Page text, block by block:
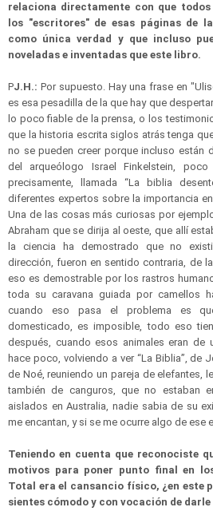
relaciona directamente con que
los "escritores" de esas páginas de
como única verdad y que incluso
noveladas e inventadas que este libro.
PJ.H.: Por supuesto. Hay una frase en
es esa pesadilla de la que hay que
lo poco fiable de la prensa, o los
que la historia escrita siglos atrás tenga
no se pueden creer porque incluso están
del arqueólogo Israel Finkelstein,
precisamente, llamada “La biblia
diferentes expertos sobre la importancia
Una de las cosas más curiosas por
Abraham que se dirija al oeste, que allí
la ciencia ha demostrado que no
dirección, fueron en sentido contraria, de
eso es demostrable por los rastros
toda su caravana guiada por camellos
cuando eso pasa el problema es
domesticado, es imposible, todo eso
después, cuando esos animales eran de
hace poco, volviendo a ver “La Biblia”, de
de Noé, reuniendo un pareja de elefantes,
también de canguros, que no estaban
aislados en Australia, nadie sabia de su
me encantan, y si se me ocurre algo de ese
Teniendo en cuenta que reconociste
motivos para poner punto final en
Total era el cansancio físico, ¿en este
sientes cómodo y con vocación de